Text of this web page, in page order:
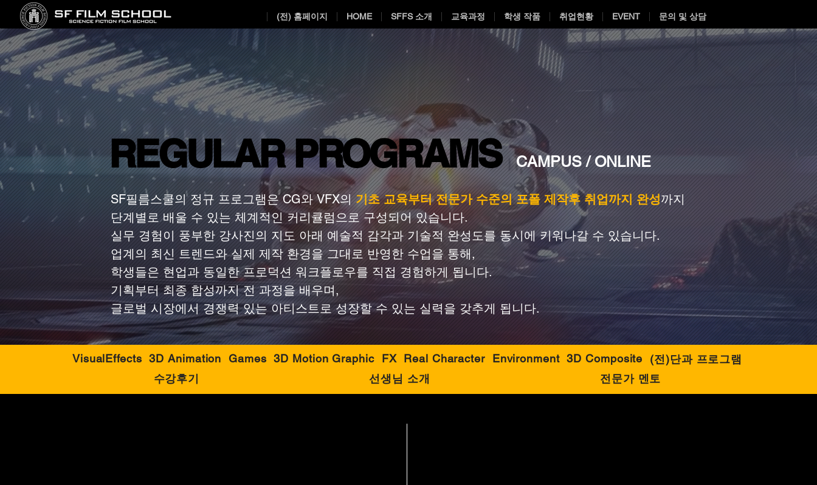
(전) 홈페이지 HOME SFFS 소개 교육과정 학생 작품 취업현황 EVENT 문의 및 상담
REGULAR PROGRAMS
REGULAR PROGRAMS CAMPUS / ONLINE
SF필름스쿨의 정규 프로그램은 CG와 VFX의기초 교육부터 전문가 수준의 포폴 제작후 취업까지 완성까지
단계별로 배울 수 있는 체계적인 커리큘럼으로 구성되어 있습니다.
실무 경험이 풍부한 강사진의 지도 아래 예술적 감각과 기술적 완성도를 동시에 키워나갈 수 있습니다.
업계의 최신 트렌드와 실제 제작 환경을 그대로 반영한 수업을 통해,
학생들은 현업과 동일한 프로덕션 워크플로우를 직접 경험하게 됩니다.
기획부터 최종 합성까지 전 과정을 배우며,
글로벌 시장에서 경쟁력 있는 아티스트로 성장할 수 있는 실력을 갖추게 됩니다.
VisualEffects 3D Animation Games 3D Motion Graphic FX Real Character Environment 3D Composite
(전)단과 프로그램
수강후기
선생님 소개 전문가 멘토